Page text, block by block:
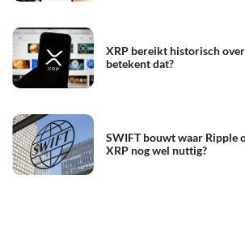
XRP bereikt historisch
betekent dat?
SWIFT bouwt waar Ripple
XRP nog wel nuttig?